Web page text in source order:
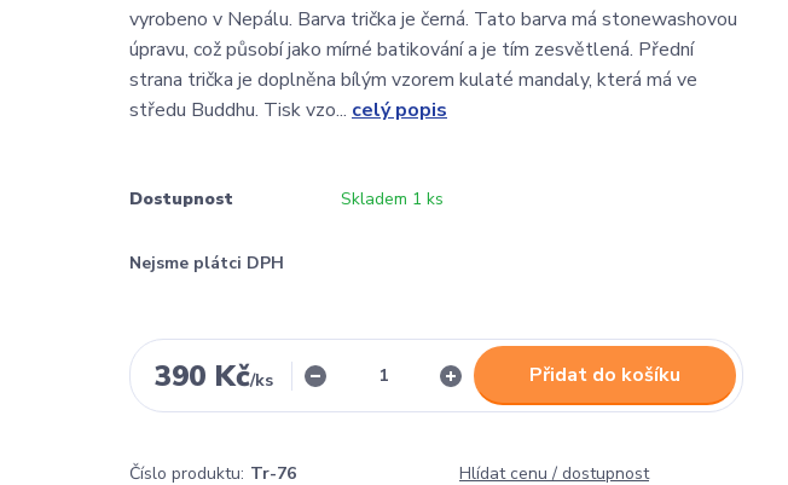
vyrobeno v Nepálu. Barva trička je černá. Tato barva má stonewashovou
úpravu, což působí jako mírné batikování a je tím zesvětlená. Přední
strana trička je doplněna bílým vzorem kulaté mandaly, která má ve
středu Buddhu. Tisk vzo... celý popis
Dostupnost Skladem 1 ks
Nejsme plátci DPH
390 Kč/ks Přidat do košíku
Číslo produktu: Tr-76 Hlídat cenu / dostupnost